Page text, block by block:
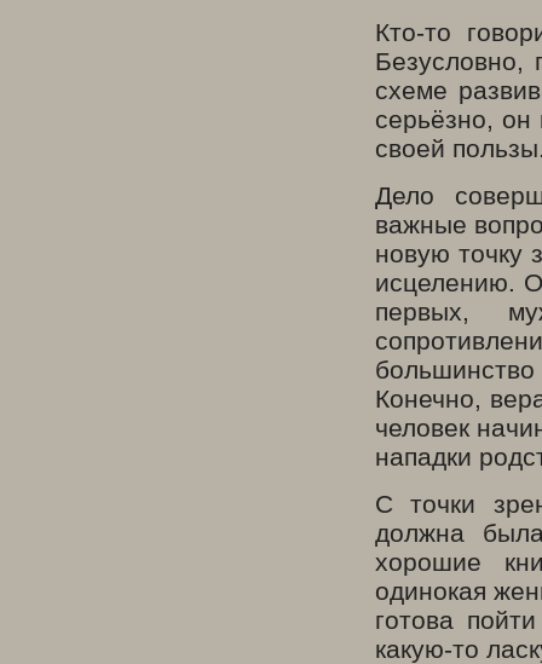
Кто-то
Безусловно,
схеме
серьёзно,
своей
Дело
важные
новую точку
исцелению.
первых,
Конечно,
человек
нападки
С точки
должна
хорошие
одинокая
готова
какую-то